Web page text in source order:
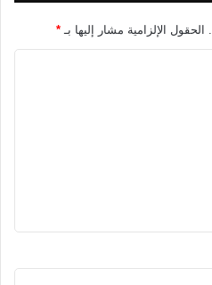
الحقول الإلزامية مشار إليها بـ *